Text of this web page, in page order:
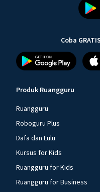
Coba
Produk Ruangguru
Ruangguru
Roboguru Plus
Dafa dan Lulu
Kursus for Kids
Ruangguru for Kids
Ruangguru for Business